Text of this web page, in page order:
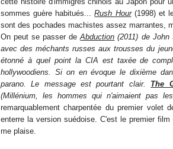
sommes guère habitués...Rush Hour(1998) et
sont des pochades machistes assez marrantes,
On peut se passer deAbduction (2011) de
avec des méchants russes aux trousses du
étonné à quel point la CIA est taxée de
hollywoodiens. Si on en évoque le dixième
parano. Le message est pourtant clair.
The
(Millénium, les hommes qui n'aimaient pas
remarquablement charpentée du premier volet
enterre la version suédoise. C'est le premier
me plaise.